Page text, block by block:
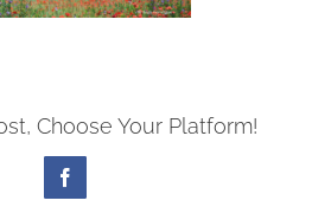
Choose Your Platform!
Facebook